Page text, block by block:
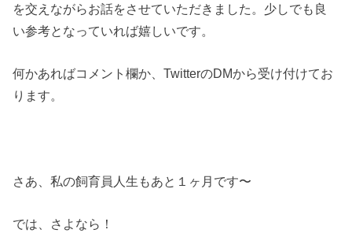
を交えながらお話をさせていただきました。少しでも良
い参考となっていれば嬉しいです。
何かあればコメント欄か、TwitterのDMから受け付けてお
ります。
さあ、私の飼育員人生もあと１ヶ月です〜
では、さよなら！